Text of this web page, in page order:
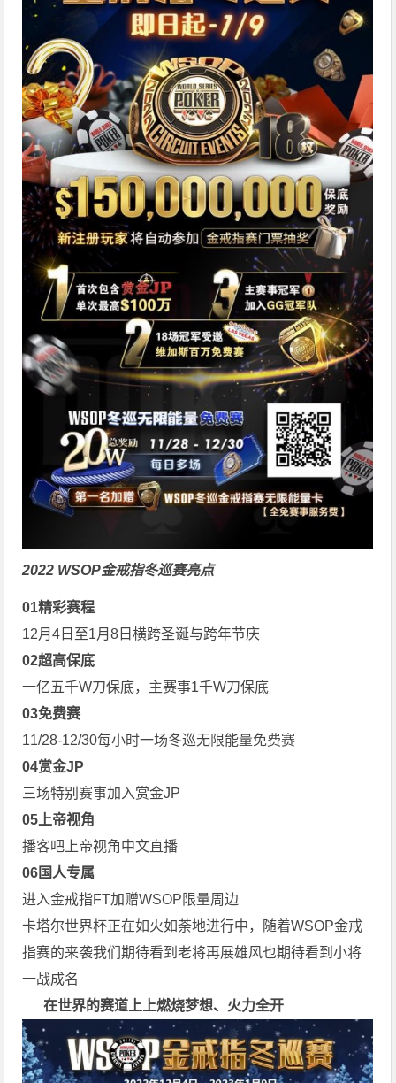
2022 WSOP金戒指冬巡赛亮点
01精彩赛程
12月4日至1月8日横跨圣诞与跨年节庆
02超高保底
一亿五千W刀保底，主赛事1千W刀保底
03免费赛
11/28-12/30每小时一场冬巡无限能量免费赛
04赏金JP
三场特别赛事加入赏金JP
05 上帝视角
播客吧上帝视角中文直播
06国人专属
进入金戒指FT加赠WSOP限量周边
卡塔尔世界杯正在如火如荼地进行中，随着WSOP金戒
指赛的来袭我们期待看到老将再展雄风也期待看到小将
一战成名
在世界的赛道上上燃烧梦想、火力全开